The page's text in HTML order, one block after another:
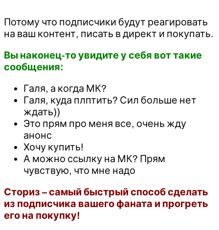
Потому что подписчики будут реагировать
на ваш контент, писать в директ и покупать.
Вы наконец-то увидите у себя вот такие
сообщения:
Галя, а когда МК?
Галя, куда плптить? Сил больше нет
ждать))
Это прям про меня все, очень жду
анонс
Хочу купить!
А можно ссылку на МК? Прям
чувствую, что мне надо
Сториз – самый быстрый способ сделать
из подписчика вашего фаната и прогреть
его на покупку!